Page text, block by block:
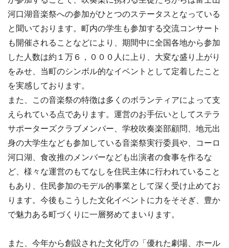
河口湖音楽祭への参加がひとつのステータスとなっている
と聞いております。町内の学生も参加する交流コンサート
も開催されることなどにより、期間中に全国各地から参加
した人数は約１万６，０００人に上り、大変な盛り上がり
をみせ、当町のシンボル的なイベントとして定着したこと
を実感しております。
また、この音楽祭の特徴は多くのボランティアによって支
えられている点であります。運営のお手伝いとしてステラ
サポーターズクラブメンバー、学校吹奏楽部顧問、地元出
身の大学生なども参加している音楽祭実行委員や、コーロ
河口湖、食改推のメンバーなども出演者の食事を作るな
ど、様々な運営のもてなしを住民主体に行われていること
もあり、住民参加のモデル的事業として深く受け止めてお
ります。今後もこうした文化イベントに力をそそぎ、豊か
で魅力ある町づくりに一層努めてまいります。
また、今年から創設された文化庁の「優れた劇場、ホール